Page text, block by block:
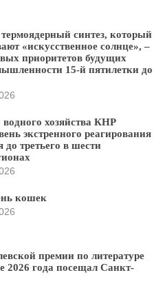
синтез, который
«искусственное солнце», –
приоритетов будущих
15-й пятилетки до
хозяйства КНР
экстренного реагирования
до третьего в шести
кошек
премии по литературе
года посещал Санкт-